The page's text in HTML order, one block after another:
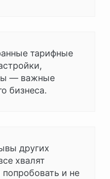
тарифные
— важные
бизнеса.
других
хвалят
и не